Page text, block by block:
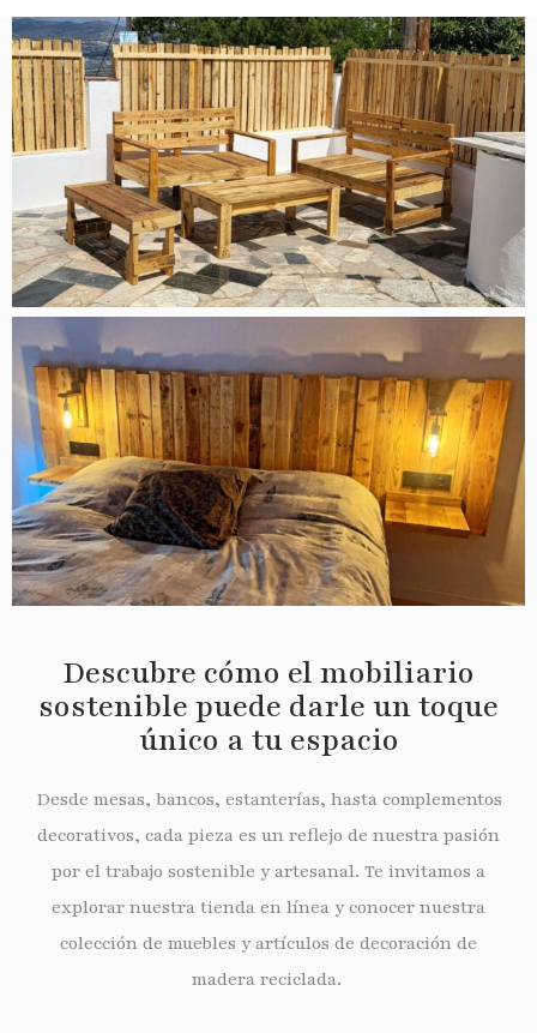
Descubre cómo el mobiliario
sostenible puede darle un toque
único a tu espacio
Desde mesas, bancos, estanterías, hasta complementos
decorativos, cada pieza es un reflejo de nuestra pasión
por el trabajo sostenible y artesanal. Te invitamos a
explorar nuestra tienda en línea y conocer nuestra
colección de muebles y artículos de decoración de
madera reciclada.